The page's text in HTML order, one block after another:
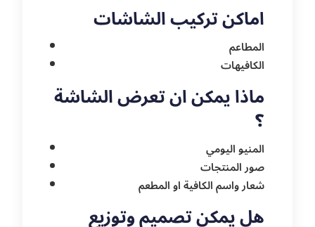
اماكن تركيب الشاشات
المطاعم
الكافيهات
ماذا يمكن ان تعرض الشاشة
؟
المنيو اليومي
صور المنتجات
شعار واسم الكافية او المطعم
هل يمكن تصميم وتوزيع